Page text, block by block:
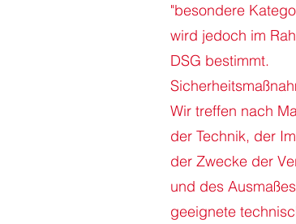
"besondere
wird jedoch im
DSG bestimmt.
Wir treffen nach
der Technik, der
der Zwecke der
und des
geeignete